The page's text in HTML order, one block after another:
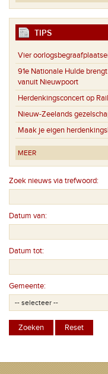
TIPS
Vier
91e Nationale Hulde
vanuit Nieuwpoort
Herdenkingsconcert op
Nieuw-Zeelands
Maak je eigen
MEER
Zoek nieuws via trefwoord:
Datum van:
Datum tot:
Gemeente: